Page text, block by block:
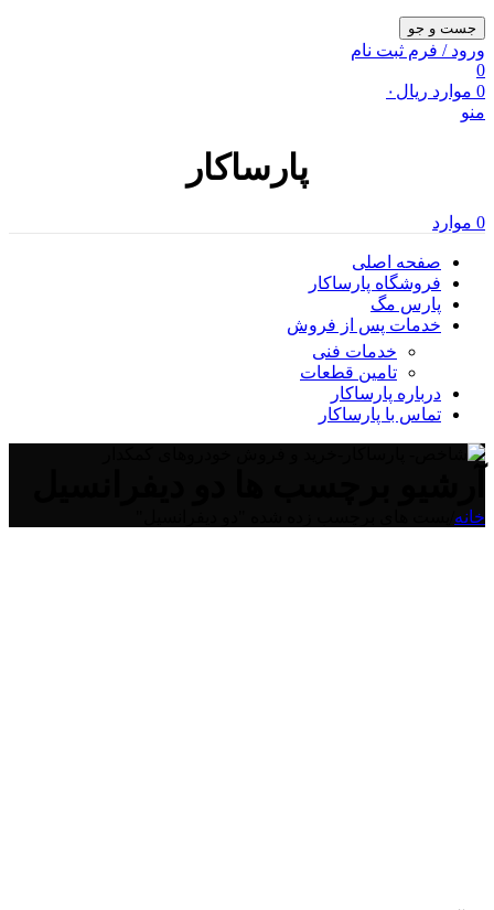
جست و جو
ورود / فرم ثبت نام
0
0 موارد ریال ۰
منو
پارساکار
0 موارد
صفحه اصلی
فروشگاه پارساکار
پارس مگ
خدمات پس از فروش
خدمات فنی
تامین قطعات
درباره پارساکار
تماس با پارساکار
خانه